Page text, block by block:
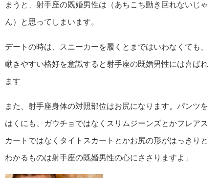
まうと、射手座の既婚男性は（あちこち動き回れないじゃ
ん）と思ってしまいます。
デートの時は、スニーカーを履くとまではいわなくても、
動きやすい格好を意識すると射手座の既婚男性には喜ばれ
ます
また、射手座身体の対照部位はお尻になります。パンツを
はくにも、ガウチョではなくスリムジーンズとかフレアス
カートではなくタイトスカートとかお尻の形がはっきりと
わかるものは射手座の既婚男性の心にささりますよ」